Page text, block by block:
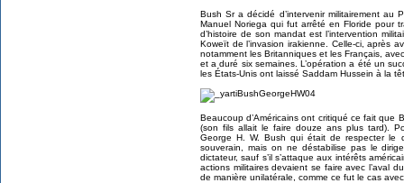
Bush Sr a décidé d’intervenir militairement au
Manuel Noriega qui fut arrêté en Floride pour
d’histoire de son mandat est l’intervention
Koweït de l’invasion irakienne. Celle-ci, après
notamment les Britanniques et les Français,
et a duré six semaines. L’opération a été un
les États-Unis ont laissé Saddam Hussein à la
Beaucoup d’Américains ont critiqué ce fait que
(son fils allait le faire douze ans plus tard).
George H. W. Bush qui était de respecter le
souverain, mais on ne déstabilise pas le
dictateur, sauf s’il s’attaque aux intérêts
actions militaires devaient se faire avec l’aval
de manière unilatérale, comme ce fut le cas